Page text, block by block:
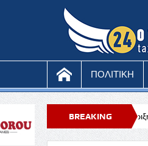
ΠΟΛΙΤΙΚΗ
BREAKING
NEWS
η στήριξη της Επαρχιακής
– Κίτρινη προειδοποίηση